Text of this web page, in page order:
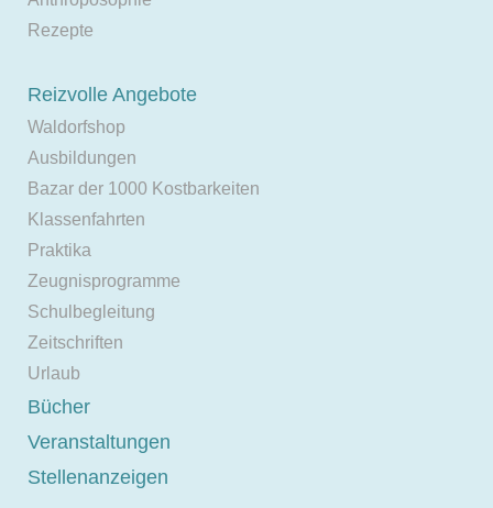
Rezepte
Reizvolle Angebote
Waldorfshop
Ausbildungen
Bazar der 1000 Kostbarkeiten
Klassenfahrten
Praktika
Zeugnisprogramme
Schulbegleitung
Zeitschriften
Urlaub
Bücher
Veranstaltungen
Stellenanzeigen